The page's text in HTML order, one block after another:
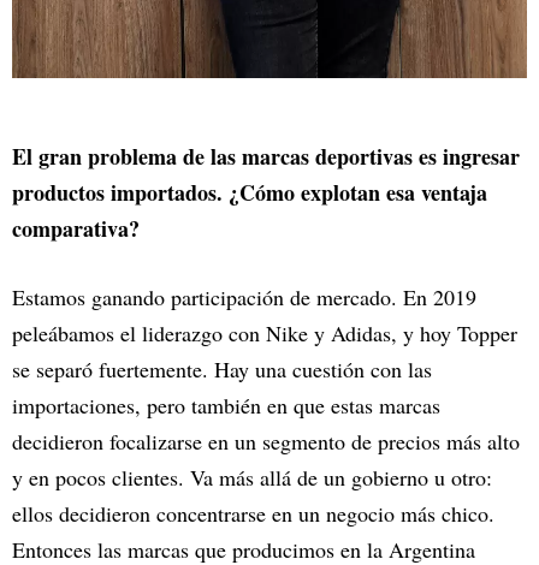
El gran problema de las marcas deportivas es ingresar
productos importados. ¿Cómo explotan esa ventaja
comparativa?
Estamos ganando participación de mercado. En 2019
peleábamos el liderazgo con Nike y Adidas, y hoy Topper
se separó fuertemente. Hay una cuestión con las
importaciones, pero también en que estas marcas
decidieron focalizarse en un segmento de precios más alto
y en pocos clientes. Va más allá de un gobierno u otro:
ellos decidieron concentrarse en un negocio más chico.
Entonces las marcas que producimos en la Argentina